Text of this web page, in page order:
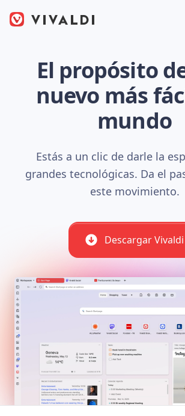
El propósito
nuevo más
mundo
Estás a un clic de darle la
grandes tecnológicas. Da el
este movimiento.
Descargar Vivaldi